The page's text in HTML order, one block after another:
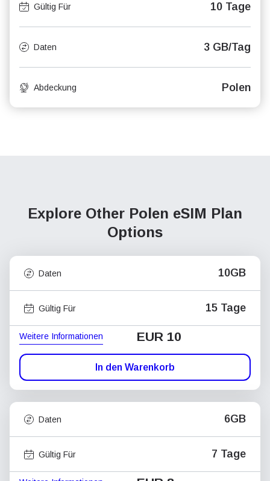
Gültig Für 10 Tage
Daten 3 GB/Tag
Abdeckung Polen
Explore Other Polen eSIM Plan
Options
Daten 10GB
Gültig Für 15 Tage
Weitere Informationen EUR 10
In den Warenkorb
Daten 6GB
Gültig Für 7 Tage